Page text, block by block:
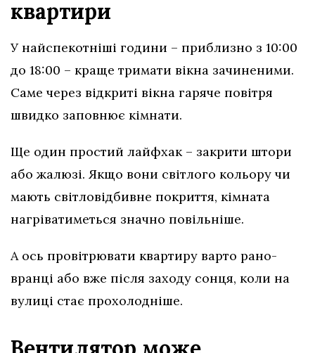
квартири
У найспекотніші години – приблизно з 10:00
до 18:00 – краще тримати вікна зачиненими.
Саме через відкриті вікна гаряче повітря
швидко заповнює кімнати.
Ще один простий лайфхак – закрити штори
або жалюзі. Якщо вони світлого кольору чи
мають світловідбивне покриття, кімната
нагріватиметься значно повільніше.
А ось провітрювати квартиру варто рано-
вранці або вже після заходу сонця, коли на
вулиці стає прохолодніше.